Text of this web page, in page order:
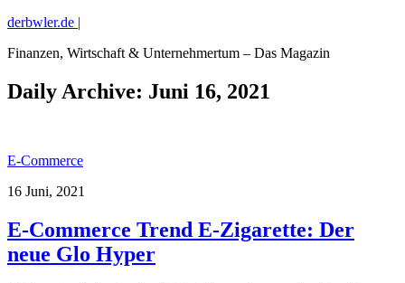
derbwler.de |
Finanzen, Wirtschaft & Unternehmertum – Das Magazin
Daily Archive: Juni 16, 2021
E-Commerce
16 Juni, 2021
E-Commerce Trend E-Zigarette: Der
neue Glo Hyper